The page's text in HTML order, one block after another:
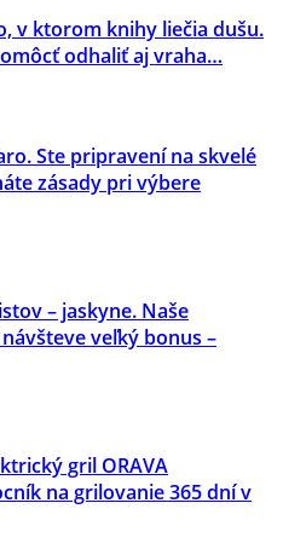
v ktorom knihy liečia dušu.
odhaliť aj vraha…
Ste pripravení na skvelé
zásady pri výbere
– jaskyne. Naše
veľký bonus –
gril ORAVA
na grilovanie 365 dní v